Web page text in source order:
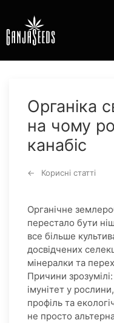
Органіка
на чому
канабіс
Корисні статті
Органічне
перестало бути
все більше
досвідчених
мінералки та
Причини
імунітет у
профіль та
не просто